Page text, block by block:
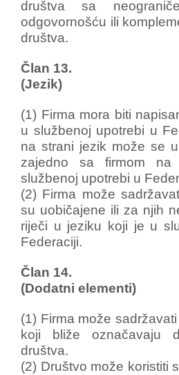
društva sa
odgovornošću ili
društva.
Član 13.
(Jezik)
(1) Firma mora biti
u službenoj upotrebi u
na strani jezik može se
zajedno sa firmom
službenoj upotrebi u
(2) Firma može
su uobičajene ili za njih
riječi u jeziku koji je u
Federaciji.
Član 14.
(Dodatni elementi)
(1) Firma može
koji bliže označavaju
društva.
(2) Društvo može koristiti